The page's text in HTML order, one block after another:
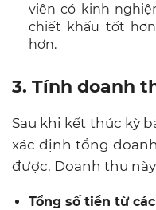
viên có kinh
chiết khấu tốt
hơn.
3. Tính doanh
Sau khi kết thúc kỳ
xác định tổng
được. Doanh thu
Tổng số tiền từ